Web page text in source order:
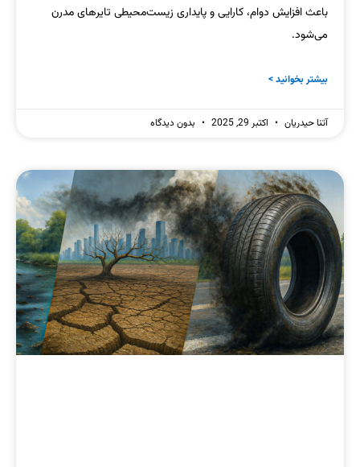
باعث افزایش دوام، کارایی و پایداری زیست‌محیطی تایرهای مدرن
می‌شود.
بیشتر بخوانید >
آتنا حیدریان اکتبر 29, 2025 بدون دیدگاه